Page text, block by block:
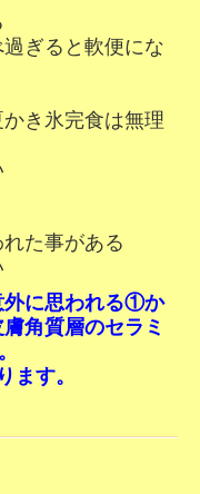
ぎると軟便にな
き氷完食は無理
た事がある
外に思われる①か
角質層のセラミ
ます。